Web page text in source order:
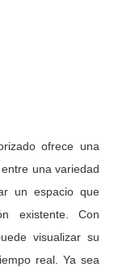
ofrece una
una variedad
un espacio que
existente. Con
visualizar su
real. Ya sea